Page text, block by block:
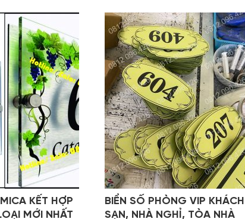
KẾT HỢP
MỚI NHẤT
BIỂN SỐ PHÒNG VIP KHÁCH
SẠN, NHÀ NGHỈ, TÒA NHÀ